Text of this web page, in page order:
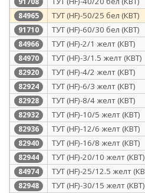
84965 ТУТ (HF)-50/25 бел (КВТ)
91710 ТУТ (HF)-60/30 бел (КВТ)
84966 ТУТ (HF)-2/1 желт (КВТ)
84970 ТУТ (HF)-3/1.5 желт (КВТ)
82920 ТУТ (HF)-4/2 желт (КВТ)
82924 ТУТ (HF)-6/3 желт (КВТ)
82928 ТУТ (HF)-8/4 желт (КВТ)
82932 ТУТ (HF)-10/5 желт (КВТ)
82936 ТУТ (HF)-12/6 желт (КВТ)
82940 ТУТ (HF)-16/8 желт (КВТ)
82944 ТУТ (HF)-20/10 желт (КВТ)
84974 ТУТ (HF)-25/12.5 желт
82948 ТУТ (HF)-30/15 желт (КВТ)